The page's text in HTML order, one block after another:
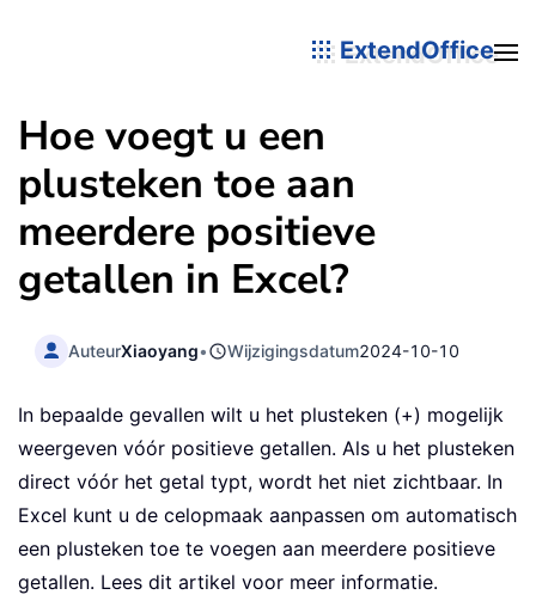
ExtendOffice
Hoe voegt u een
plusteken toe aan
meerdere positieve
getallen in Excel?
AuteurXiaoyang• Wijzigingsdatum2024-10-10
In bepaalde gevallen wilt u het plusteken (+) mogelijk
weergeven vóór positieve getallen. Als u het plusteken
direct vóór het getal typt, wordt het niet zichtbaar. In
Excel kunt u de celopmaak aanpassen om automatisch
een plusteken toe te voegen aan meerdere positieve
getallen. Lees dit artikel voor meer informatie.